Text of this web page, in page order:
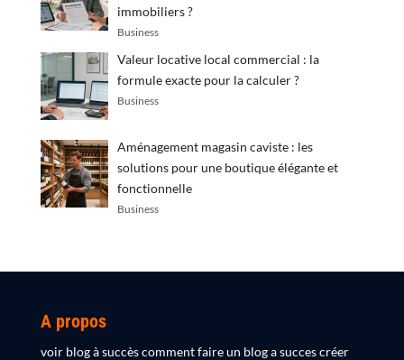
immobiliers ?
Business
Valeur locative local commercial : la
formule exacte pour la calculer ?
Business
Aménagement magasin caviste : les
solutions pour une boutique élégante et
fonctionnelle
Business
A propos
voir blog à succès comment faire un blog a succes créer